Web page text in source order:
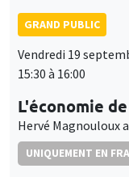
GRAND PUBLIC
Vendredi 19
15:30 à 16:00
L'économie
Hervé Magnouloux
UNIQUEMENT EN